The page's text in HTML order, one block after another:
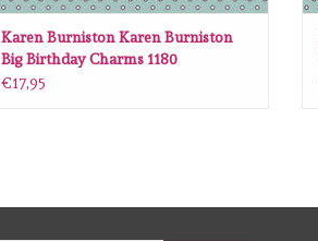
Karen Burniston Karen Burniston
Big Birthday Charms 1180
€17,95